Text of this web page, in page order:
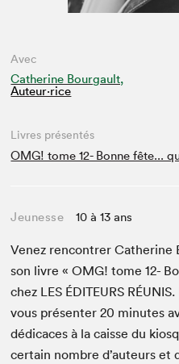
Avec
Catherine Bourgault,
Auteur·rice
Livres présentés
OMG! tome 12- Bonne fête...
Jeunesse 10 à 13 ans
Venez ren­con­tr­er Cather­ine
son livre «OMG! tome12-
chez LES ÉDI­TEURS RÉU­NIS.
vous présen­ter20 min­utes
dédi­caces à la caisse du
cer­tain nom­bre d’auteurs et